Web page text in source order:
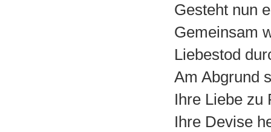
Gesteht nun
Gemeinsam
Liebestod
Am Abgrund
Ihre Liebe zu
Ihre Devise